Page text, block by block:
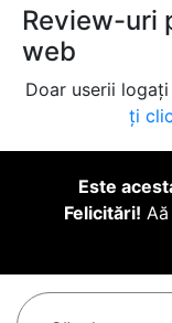
Review-uri
web
Doar userii
ți
Este
Felicitări!